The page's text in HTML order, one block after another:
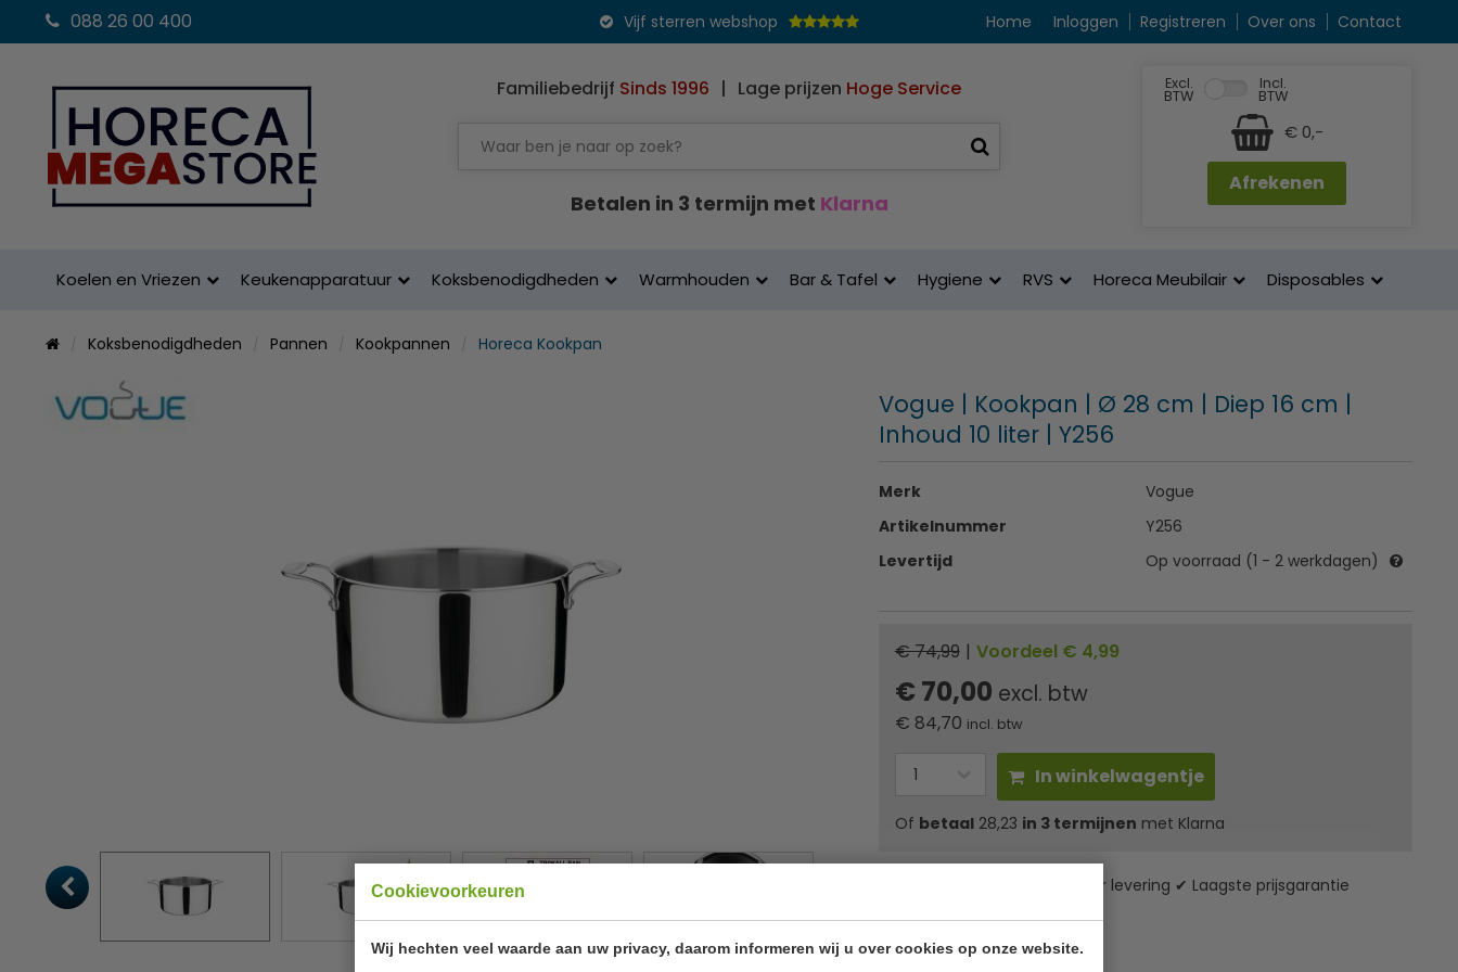
Cookievoorkeuren
Wij hechten veel waarde aan uw privacy, daarom informeren wij u over cookies op onze website.
088 26 00 400 Vijf sterren webshop Home Inloggen Registreren Over ons Contact
Familiebedrijf Sinds 1996 | Lage prijzen Hoge Service
Betalen in 3 termijn met Klarna
Excl.
BTW
Incl.
BTW
€ 0,-
Afrekenen
Koelen en Vriezen Keukenapparatuur Koksbenodigdheden Warmhouden Bar & Tafel Hygiene RVS Horeca Meubilair Disposables
Koksbenodigdheden Pannen Kookpannen Horeca Kookpan
Vogue | Kookpan | Ø 28 cm | Diep 16 cm |
Inhoud 10 liter | Y256
Merk
Vogue
Artikelnummer
Y256
Levertijd
Op voorraad (1 - 2 werkdagen)
€ 74,99 | Voordeel € 4,99
€ 70,00 excl. btw
€ 84,70 incl. btw
In winkelwagentje
Of betaal28,23 in 3 termijnen met Klarna
✔ Gratis verzending* ✔ 24 uur levering ✔ Laagste prijsgarantie